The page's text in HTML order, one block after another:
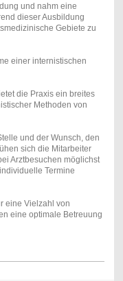
und nahm eine
dieser Ausbildung
Gebiete zu
einer internistischen
die Praxis ein breites
Methoden von
und der Wunsch, den
sich die Mitarbeiter
Arztbesuchen möglichst
Termine
eine Vielzahl von
eine optimale Betreuung